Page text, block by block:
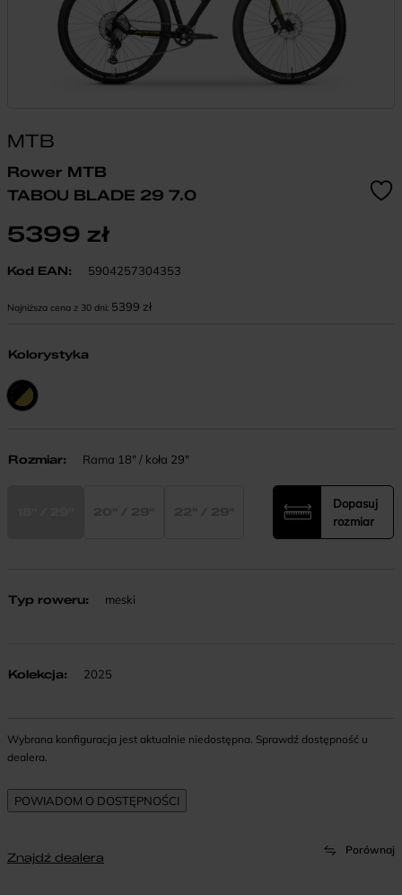
MTB
Rower MTB
TABOU BLADE 29 7.0
5399 zł
Kod EAN: 5904257304353
Najniższa cena z 30 dni: 5399 zł
Kolorystyka
Rozmiar: Rama 18" / koła 29"
Dopasuj
rozmiar
Typ roweru: meski
Kolekcja: 2025
Wybrana konfiguracja jest aktualnie niedostępna. Sprawdź dostępność u
dealera.
Porównaj
Znajdź dealera